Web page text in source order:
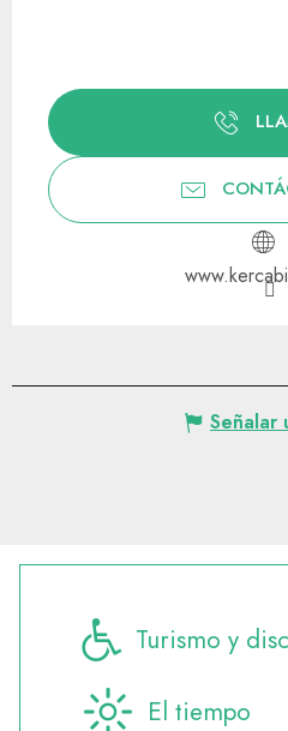
Señalar
Turismo y
El tiempo